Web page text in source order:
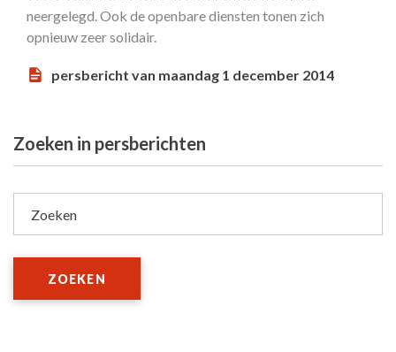
neergelegd. Ook de openbare diensten tonen zich
opnieuw zeer solidair.
persbericht van maandag 1 december 2014
Zoeken in persberichten
Zoeken
ZOEKEN